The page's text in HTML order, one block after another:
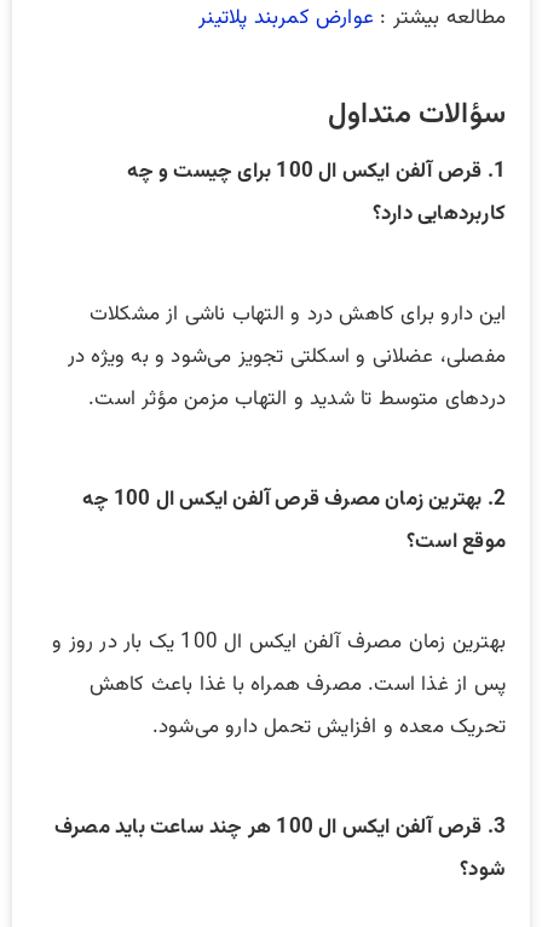
مطالعه بیشتر : عوارض کمربند پلاتینر
سؤالات متداول
1. قرص آلفن ایکس ال 100 برای چیست و چه
کاربردهایی دارد؟
این دارو برای کاهش درد و التهاب ناشی از مشکلات
مفصلی، عضلانی و اسکلتی تجویز می‌شود و به ویژه در
دردهای متوسط تا شدید و التهاب مزمن مؤثر است.
2. بهترین زمان مصرف قرص آلفن ایکس ال 100 چه
موقع است؟
بهترین زمان مصرف آلفن ایکس ال 100 یک بار در روز و
پس از غذا است. مصرف همراه با غذا باعث کاهش
تحریک معده و افزایش تحمل دارو می‌شود.
3. قرص آلفن ایکس ال 100 هر چند ساعت باید مصرف
شود؟